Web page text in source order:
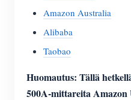
Opetusvideo
FAQ
Uutiset
Blogit
Tutkia
Palkinto-ohjelma
Ottaa yhteyttä
Meistä
Amazon Australia
Alibaba
Taobao
Huomautus: Tällä
500A-mittareita